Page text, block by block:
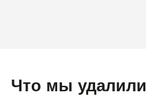
Что мы удалили